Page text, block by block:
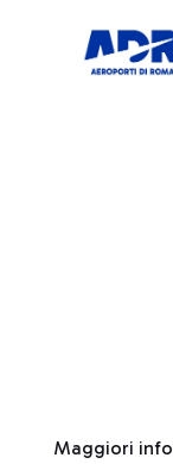
Maggiori